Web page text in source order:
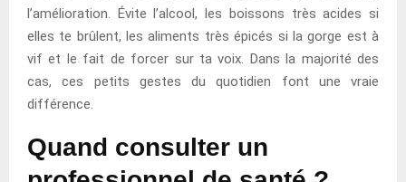
l’amélioration. Évite l’alcool, les boissons très acides si
elles te brûlent, les aliments très épicés si la gorge est à
vif et le fait de forcer sur ta voix. Dans la majorité des
cas, ces petits gestes du quotidien font une vraie
différence.
Quand consulter un